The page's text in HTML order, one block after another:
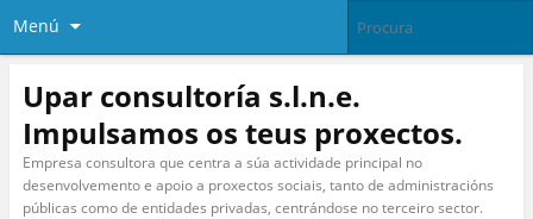
Menú
Upar consultoría s.l.n.e.
Impulsamos os teus proxectos.
Empresa consultora que centra a súa actividade principal no
desenvolvemento e apoio a proxectos sociais, tanto de administracións
públicas como de entidades privadas, centrándose no terceiro sector.